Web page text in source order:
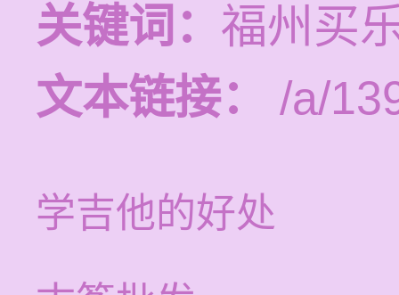
关键词： 福州买
文本链接：
/a/
学吉他的好处